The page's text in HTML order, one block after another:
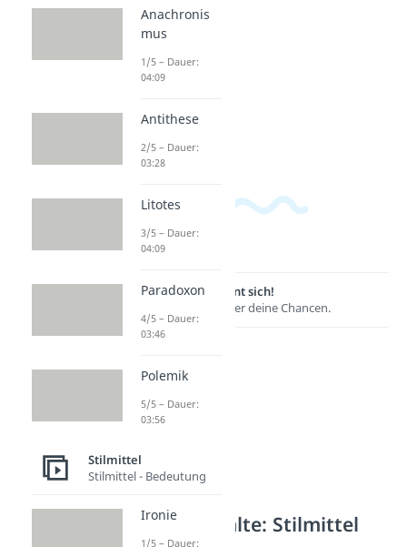
Lernen lohnt sich!
Entdecke hier deine Chancen.
Weitere Inhalte: Stilmittel
Anachronis
mus
1/5 – Dauer:
04:09
Antithese
2/5 – Dauer:
03:28
Litotes
3/5 – Dauer:
04:09
Paradoxon
4/5 – Dauer:
03:46
Polemik
5/5 – Dauer:
03:56
Stilmittel
Stilmittel - Bedeutung
Ironie
1/5 – Dauer: